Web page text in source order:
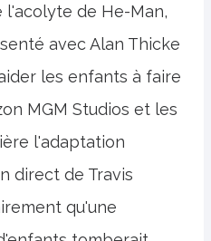
l'acolyte de He-Man,
avec Alan Thicke
les enfants à faire
MGM Studios et les
l'adaptation
direct de Travis
qu'une